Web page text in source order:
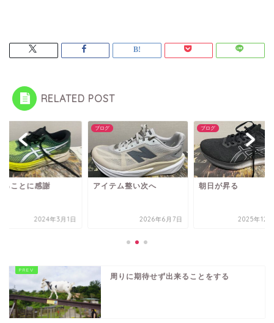
RELATED POST
ることに感謝
2024年3月1日
ブログ
アイテム整い次へ
2026年6月7日
ブログ
朝日が昇る
2025年12
周りに期待せず出来ることをする